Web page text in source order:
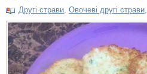
Другі страви, Овочеві другі страви,